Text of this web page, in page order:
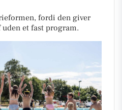
fordi den giver
et fast program.